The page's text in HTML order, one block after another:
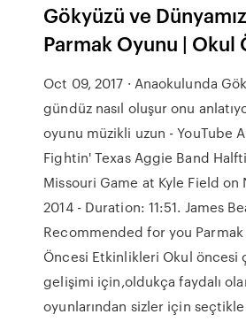
Gökyüzü ve
Parmak Oyunu | Okul
Oct 09, 2017 · Anaokulunda
gündüz nasıl oluşur onu
oyunu müzikli uzun - YouTube
Fightin' Texas Aggie Band
Missouri Game at Kyle Field on
2014 - Duration: 11:51. James
Recommended for you Parmak
Öncesi Etkinlikleri Okul öncesi
gelişimi için,oldukça faydalı
oyunlarından sizler için